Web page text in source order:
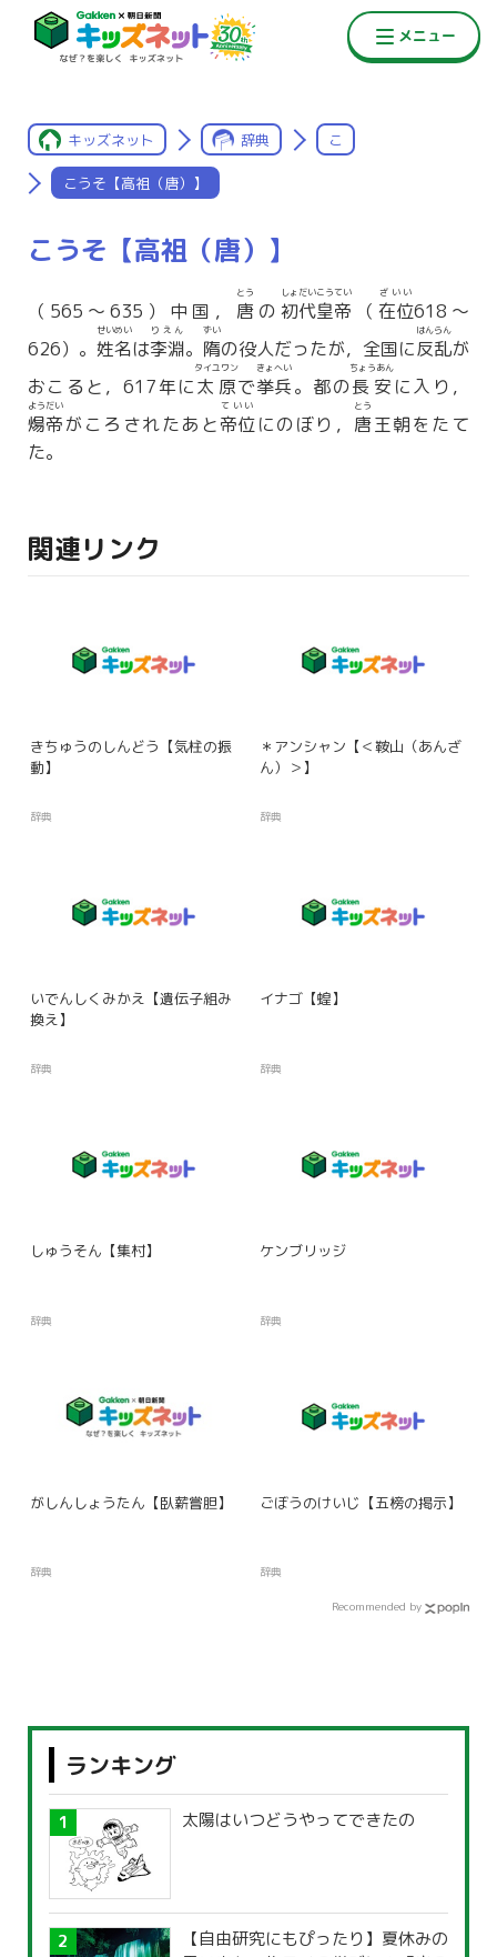
キッズネット 辞典 こ
こうそ【高祖（唐）】
こうそ【高祖（唐）】
（565〜635）中国， 唐
とう
の 初代皇帝
しょだいこうてい
（ 在位
ざいい
618〜
626）。 姓名
せいめい
は李淵
りえん
。 隋
ずい
の役人だったが，全国に反乱
はんらん
が
おこると，617年に太原
タイユワン
で挙兵
きょへい
。都の長安
ちょうあん
に入り，
煬帝
ようだい
がころされたあと帝位
ていい
にのぼり， 唐
とう
王朝をたて
た。
関連リンク
きちゅうのしんどう【気柱の振
動】
辞典
＊アンシャン【＜鞍山（あんざ
ん）＞】
辞典
いでんしくみかえ【遺伝子組み
換え】
辞典
イナゴ【蝗】
辞典
しゅうそん【集村】
辞典
ケンブリッジ
辞典
がしんしょうたん【臥薪嘗胆】
辞典
ごぼうのけいじ【五榜の掲示】
辞典
Recommended by
ランキング
太陽はいつどうやってできたの
【自由研究にもぴったり】夏休みの